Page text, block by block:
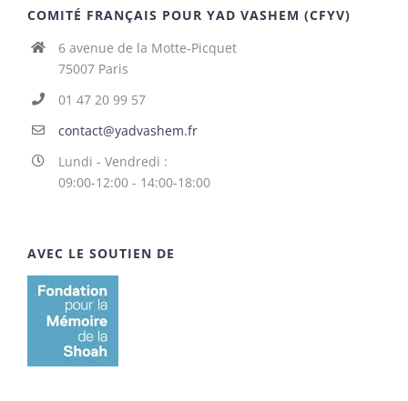
COMITÉ FRANÇAIS POUR YAD VASHEM (CFYV)
6 avenue de la Motte-Picquet
75007 Paris
01 47 20 99 57
contact@yadvashem.fr
Lundi - Vendredi :
09:00-12:00 - 14:00-18:00
AVEC LE SOUTIEN DE